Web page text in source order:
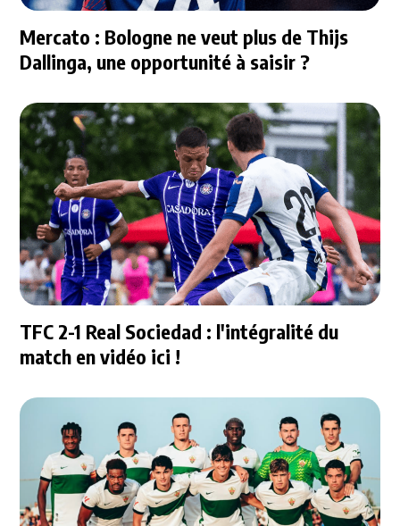
Mercato : Bologne ne veut plus de Thijs
Dallinga, une opportunité à saisir ?
TFC 2-1 Real Sociedad : l'intégralité du
match en vidéo ici !